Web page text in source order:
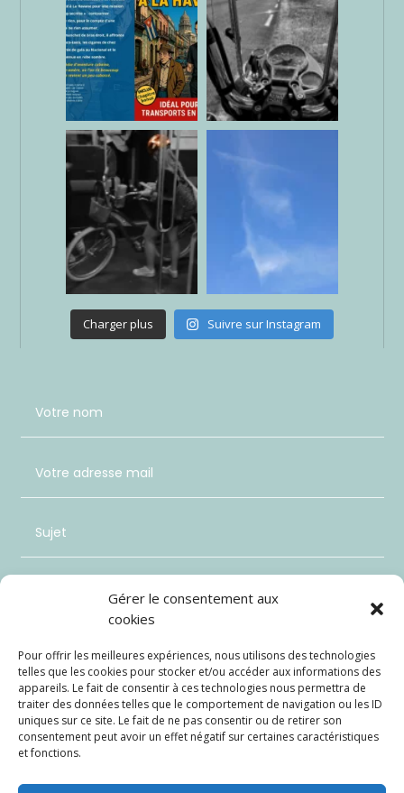
Gérer le consentement aux
cookies
Pour offrir les meilleures expériences, nous utilisons des technologies
telles que les cookies pour stocker et/ou accéder aux informations des
appareils. Le fait de consentir à ces technologies nous permettra de
traiter des données telles que le comportement de navigation ou les ID
uniques sur ce site. Le fait de ne pas consentir ou de retirer son
consentement peut avoir un effet négatif sur certaines caractéristiques
et fonctions.
Charger plus Suivre sur Instagram
11 + 10= Envoi